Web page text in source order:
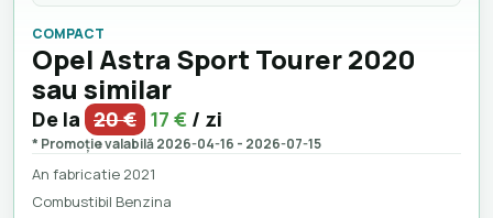
COMPACT
Opel Astra Sport Tourer 2020
sau similar
De la 20 € 17 € / zi
* Promoție valabilă 2026-04-16 - 2026-07-15
An fabricatie 2021
Combustibil Benzina